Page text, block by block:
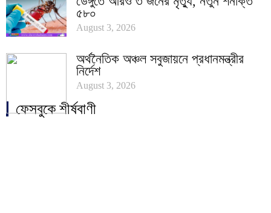
৫৮০
August 3, 2026
অর্থনৈতিক অঞ্চল সবুজায়নে প্রধানমন্ত্রীর
নির্দেশ
August 3, 2026
ফেসবুকে শীর্ষবাণী